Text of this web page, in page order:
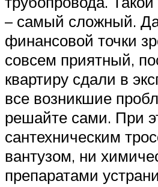
– самый сложный.
финансовой точки
совсем приятный,
квартиру сдали в
все возникшие
решайте сами. При
сантехническим
вантузом, ни
препаратами